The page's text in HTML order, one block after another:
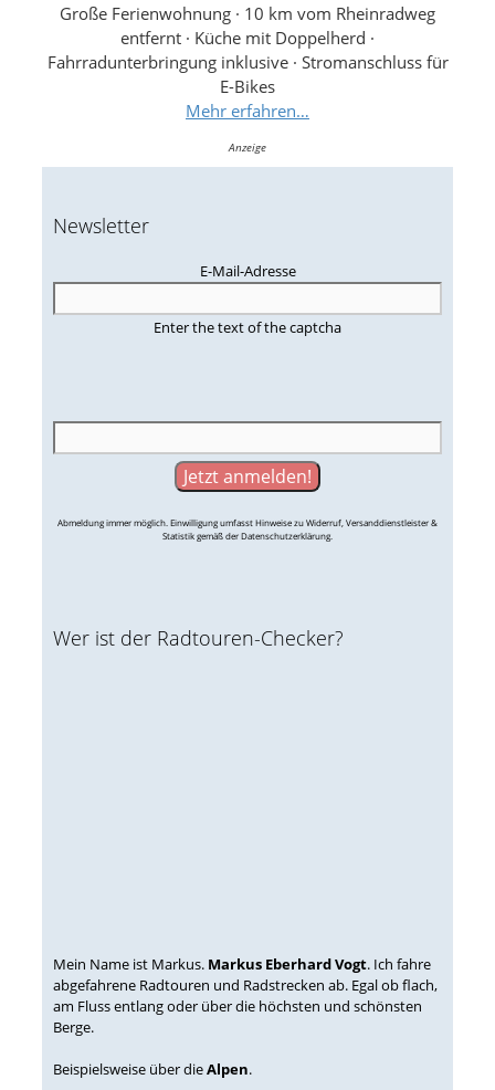
Große Ferienwohnung · 10 km vom Rheinradweg
entfernt · Küche mit Doppelherd ·
Fahrradunterbringung inklusive · Stromanschluss für
E-Bikes
Mehr erfahren…
Anzeige
Newsletter
E-Mail-Adresse
Enter the text of the captcha
Abmeldung immer möglich. Einwilligung umfasst Hinweise zu Widerruf, Versanddienstleister &
Statistik gemäß der Datenschutzerklärung.
Wer ist der Radtouren-Checker?
Mein Name ist Markus. Markus Eberhard Vogt. Ich fahre
abgefahrene Radtouren und Radstrecken ab. Egal ob flach,
am Fluss entlang oder über die höchsten und schönsten
Berge.
Beispielsweise über dieAlpen.